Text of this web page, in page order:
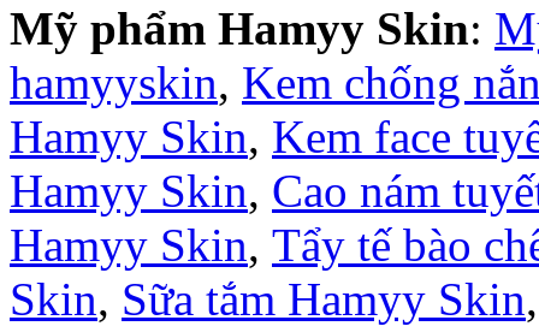
Mỹ phẩm Hamyy Skin:
hamyyskin, Kem chống
Hamyy Skin, Kem face
Hamyy Skin, Cao nám
Hamyy Skin, Tẩy tế bào
Skin, Sữa tắm Hamyy Skin